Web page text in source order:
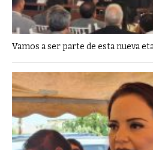
Vamos a ser parte de esta nueva